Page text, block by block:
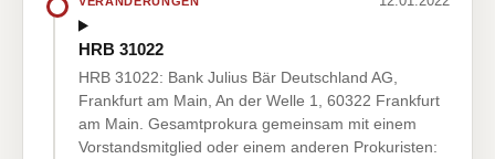
HRB 31022
HRB 31022: Bank Julius Bär Deutschland AG,
Frankfurt am Main, An der Welle 1, 60322 Frankfurt
am Main. Gesamtprokura gemeinsam mit einem
Vorstandsmitglied oder einem anderen Prokuristen: